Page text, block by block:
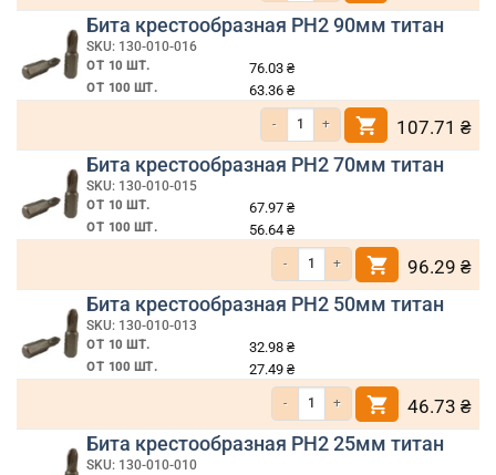
Бита крестообразная PH2 90мм титан
SKU: 130-010-016
ОТ 10 ШТ. 76.03 ₴
ОТ 100 ШТ. 63.36 ₴
Количество товара Бита
107.71 ₴
Бита крестообразная PH2 70мм титан
SKU: 130-010-015
ОТ 10 ШТ. 67.97 ₴
ОТ 100 ШТ. 56.64 ₴
Количество товара Бита
96.29 ₴
Бита крестообразная PH2 50мм титан
SKU: 130-010-013
ОТ 10 ШТ. 32.98 ₴
ОТ 100 ШТ. 27.49 ₴
Количество товара Бита
46.73 ₴
Бита крестообразная PH2 25мм титан
SKU: 130-010-010